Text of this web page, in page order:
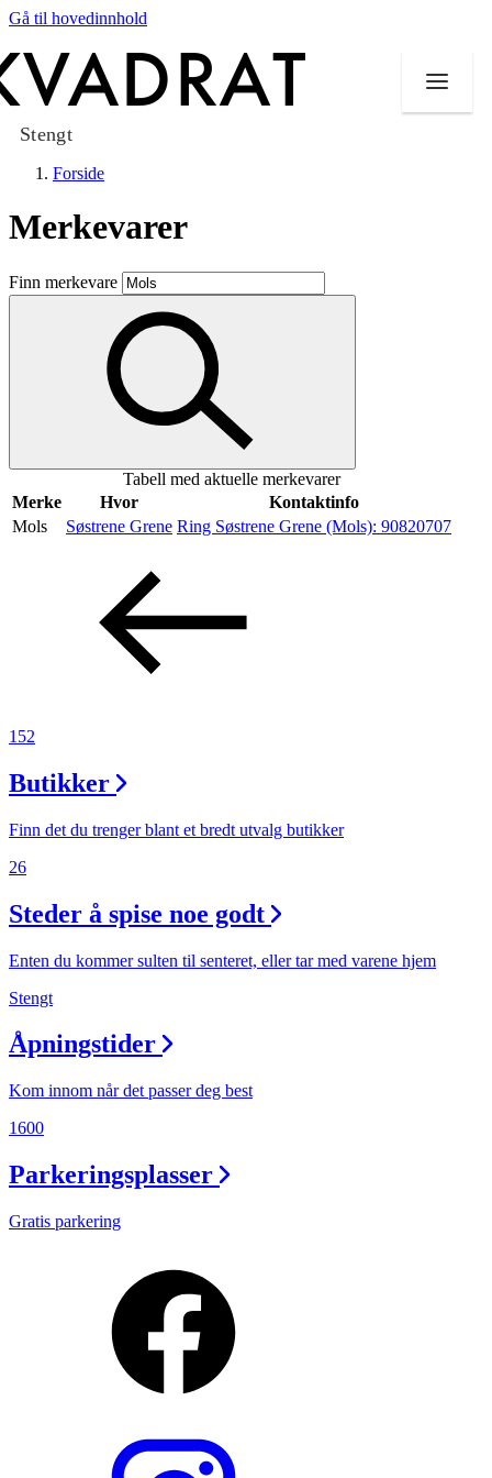
Gå til hovedinnhold
Stengt
Butikker
Mat og drikke
Taket på Kvadrat
Aktiviteter
Inspirasjon
Forside
Merkevarer
Finn merkevare
Tabell med aktuelle merkevarer
Merke
Hvor
Kontaktinfo
Mols
Søstrene Grene Ring Søstrene Grene (Mols): 90820707
152
Butikker
Finn det du trenger blant et bredt utvalg butikker
26
Steder å spise noe godt
Enten du kommer sulten til senteret, eller tar med varene hjem
Stengt
Åpningstider
Kom innom når det passer deg best
1600
Parkeringsplasser
Gratis parkering